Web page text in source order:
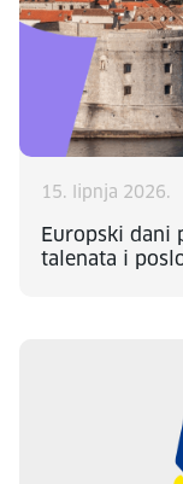
15. lipnja 2026.
Europski dani
talenata i